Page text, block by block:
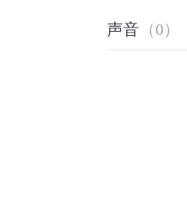
声音 （0）